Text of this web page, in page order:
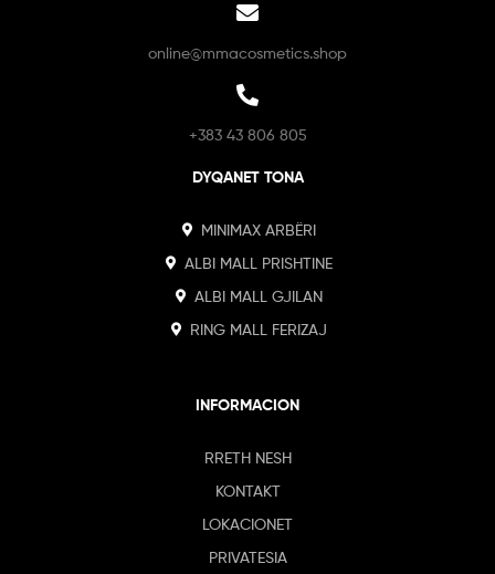
online@mmacosmetics.shop
+383 43 806 805
DYQANET TONA
MINIMAX ARBËRI
ALBI MALL PRISHTINE
ALBI MALL GJILAN
RING MALL FERIZAJ
INFORMACION
RRETH NESH
KONTAKT
LOKACIONET
PRIVATESIA